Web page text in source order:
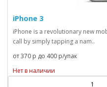
iPhone 3
iPhone is a revolutionary new
call by simply tapping a nam..
от 370 р до 400 р/упак
Нет в наличии